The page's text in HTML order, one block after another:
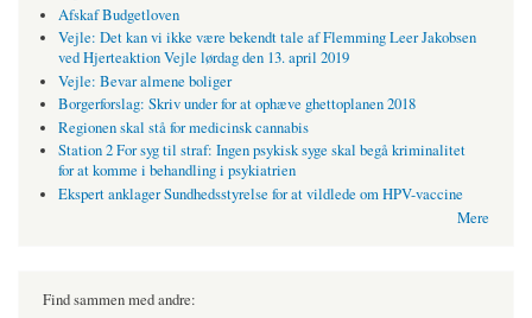
Afskaf Budgetloven
Vejle: Det kan vi ikke være bekendt tale af Flemming Leer Jakobsen
ved Hjerteaktion Vejle lørdag den 13. april 2019
Vejle: Bevar almene boliger
Borgerforslag: Skriv under for at ophæve ghettoplanen 2018
Regionen skal stå for medicinsk cannabis
Station 2 For syg til straf: Ingen psykisk syge skal begå kriminalitet
for at komme i behandling i psykiatrien
Ekspert anklager Sundhedsstyrelse for at vildlede om HPV-vaccine
Mere
Find sammen med andre: